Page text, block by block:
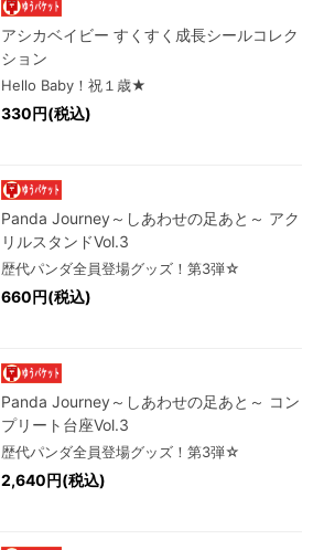
アシカベイビー すくすく成長シールコレク
ション
Hello Baby！祝１歳★
330円(税込)
Panda Journey～しあわせの足あと～ アク
リルスタンドVol.3
歴代パンダ全員登場グッズ！第3弾☆
660円(税込)
Panda Journey～しあわせの足あと～ コン
プリート台座Vol.3
歴代パンダ全員登場グッズ！第3弾☆
2,640円(税込)